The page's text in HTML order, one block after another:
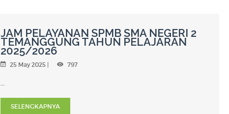
JAM PELAYANAN SPMB SMA NEGERI 2
TEMANGGUNG TAHUN PELAJARAN
2025/2026
25 May 2025 | 797
SELENGKAPNYA